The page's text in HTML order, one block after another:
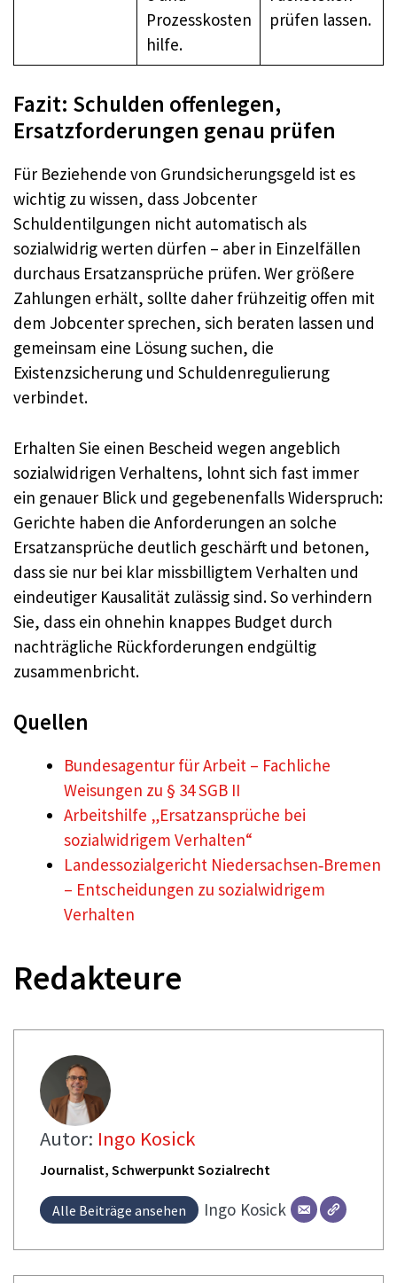
Prozesskosten
hilfe.
prüfen lassen.
Fazit: Schulden offenlegen,
Ersatzforderungen genau prüfen
Für Beziehende von Grundsicherungsgeld ist es
wichtig zu wissen, dass Jobcenter
Schuldentilgungen nicht automatisch als
sozialwidrig werten dürfen – aber in Einzelfällen
durchaus Ersatzansprüche prüfen. Wer größere
Zahlungen erhält, sollte daher frühzeitig offen mit
dem Jobcenter sprechen, sich beraten lassen und
gemeinsam eine Lösung suchen, die
Existenzsicherung und Schuldenregulierung
verbindet.
Erhalten Sie einen Bescheid wegen angeblich
sozialwidrigen Verhaltens, lohnt sich fast immer
ein genauer Blick und gegebenenfalls Widerspruch:
Gerichte haben die Anforderungen an solche
Ersatzansprüche deutlich geschärft und betonen,
dass sie nur bei klar missbilligtem Verhalten und
eindeutiger Kausalität zulässig sind. So verhindern
Sie, dass ein ohnehin knappes Budget durch
nachträgliche Rückforderungen endgültig
zusammenbricht.
Quellen
Bundesagentur für Arbeit – Fachliche
Weisungen zu § 34 SGB II
Arbeitshilfe „Ersatzansprüche bei
sozialwidrigem Verhalten“
Landessozialgericht Niedersachsen‑Bremen
– Entscheidungen zu sozialwidrigem
Verhalten
Redakteure
Autor: Ingo Kosick
Journalist, Schwerpunkt Sozialrecht
Alle Beiträge ansehen Ingo Kosick